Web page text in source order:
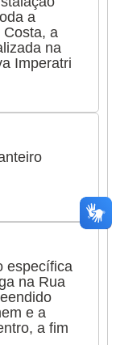
a
Costa, a
na
Imperatri
específica
na Rua
e a
a fim